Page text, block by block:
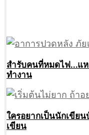
สำรับคนที่หมดไฟ…แห
ทำงาน
ใครอยากเป็นนักเขีย
เขียน